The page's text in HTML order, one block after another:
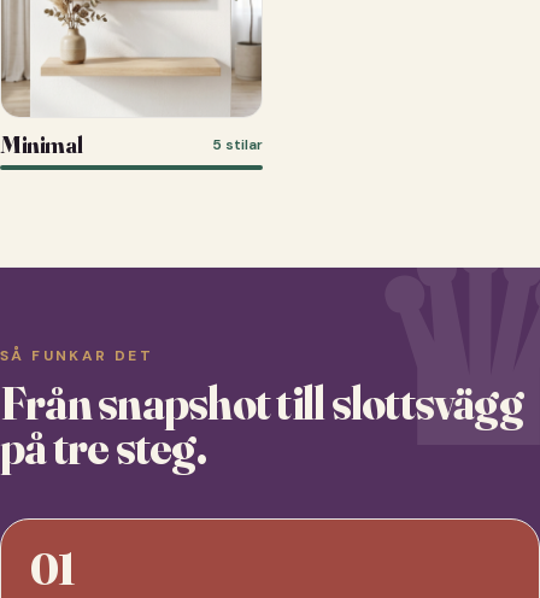
Minimal 5 stilar
SÅ FUNKAR DET
Från snapshot till slottsvägg
på tre steg.
01